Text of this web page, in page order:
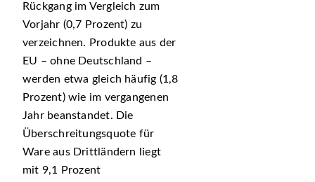
Rückgang im Vergleich zum
Vorjahr (0,7 Prozent) zu
verzeichnen. Produkte aus der
EU – ohne Deutschland –
werden etwa gleich häufig (1,8
Prozent) wie im vergangenen
Jahr beanstandet. Die
Überschreitungsquote für
Ware aus Drittländern liegt
mit 9,1 Prozent